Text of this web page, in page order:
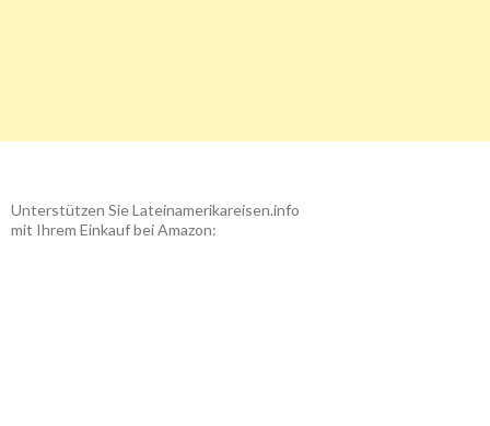
Unterstützen Sie Lateinamerikareisen.info
mit Ihrem Einkauf bei Amazon: